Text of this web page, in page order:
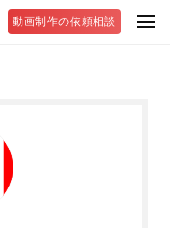
動画制作の依頼相談